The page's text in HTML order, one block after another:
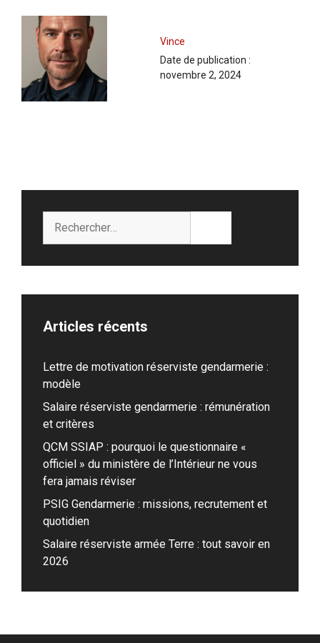
Vince
Date de publication :
novembre 2, 2024
Articles récents
Lettre de motivation réserviste gendarmerie :
modèle
Salaire réserviste gendarmerie : rémunération
et critères
QCM SSIAP : pourquoi le questionnaire «
officiel » du ministère de l’Intérieur ne vous
fera jamais réviser
PSIG Gendarmerie : missions, recrutement et
quotidien
Salaire réserviste armée Terre : tout savoir en
2026